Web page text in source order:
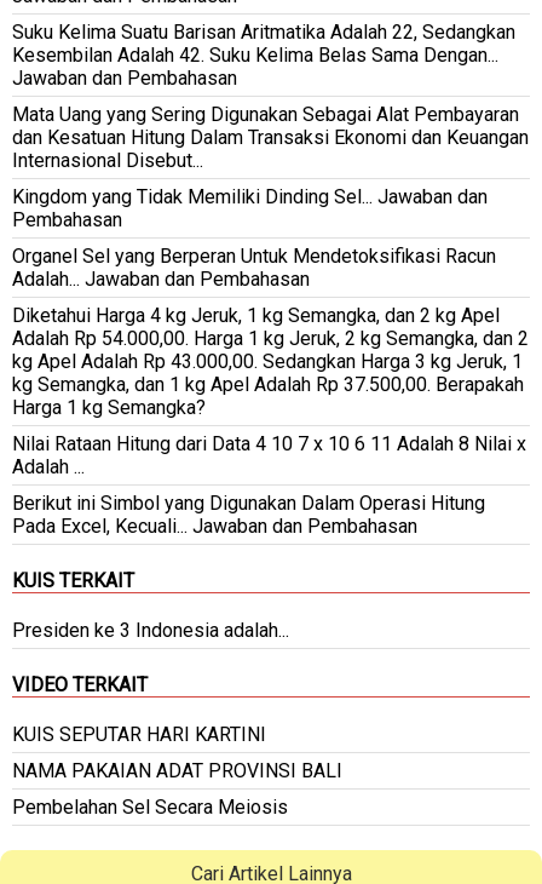
Suku Kelima Suatu Barisan Aritmatika Adalah 22, Sedangkan
Kesembilan Adalah 42. Suku Kelima Belas Sama Dengan...
Jawaban dan Pembahasan
Mata Uang yang Sering Digunakan Sebagai Alat Pembayaran
dan Kesatuan Hitung Dalam Transaksi Ekonomi dan Keuangan
Internasional Disebut...
Kingdom yang Tidak Memiliki Dinding Sel... Jawaban dan
Pembahasan
Organel Sel yang Berperan Untuk Mendetoksifikasi Racun
Adalah... Jawaban dan Pembahasan
Diketahui Harga 4 kg Jeruk, 1 kg Semangka, dan 2 kg Apel
Adalah Rp 54.000,00. Harga 1 kg Jeruk, 2 kg Semangka, dan 2
kg Apel Adalah Rp 43.000,00. Sedangkan Harga 3 kg Jeruk, 1
kg Semangka, dan 1 kg Apel Adalah Rp 37.500,00. Berapakah
Harga 1 kg Semangka?
Nilai Rataan Hitung dari Data 4 10 7 x 10 6 11 Adalah 8 Nilai x
Adalah ...
Berikut ini Simbol yang Digunakan Dalam Operasi Hitung
Pada Excel, Kecuali... Jawaban dan Pembahasan
KUIS TERKAIT
Presiden ke 3 Indonesia adalah...
VIDEO TERKAIT
KUIS SEPUTAR HARI KARTINI
NAMA PAKAIAN ADAT PROVINSI BALI
Pembelahan Sel Secara Meiosis
Cari Artikel Lainnya